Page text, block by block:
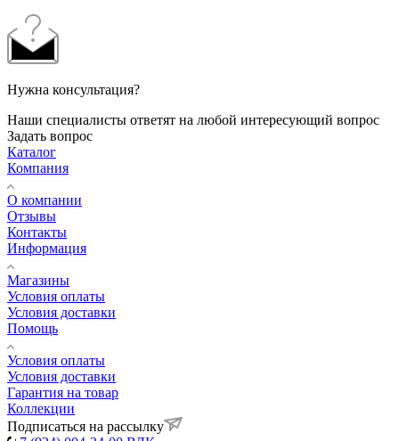
Нужна консультация?
Наши специалисты ответят на любой интересующий вопрос
Задать вопрос
Каталог
Компания
О компании
Отзывы
Контакты
Информация
Магазины
Условия оплаты
Условия доставки
Помощь
Условия оплаты
Условия доставки
Гарантия на товар
Коллекции
Подписаться на рассылку